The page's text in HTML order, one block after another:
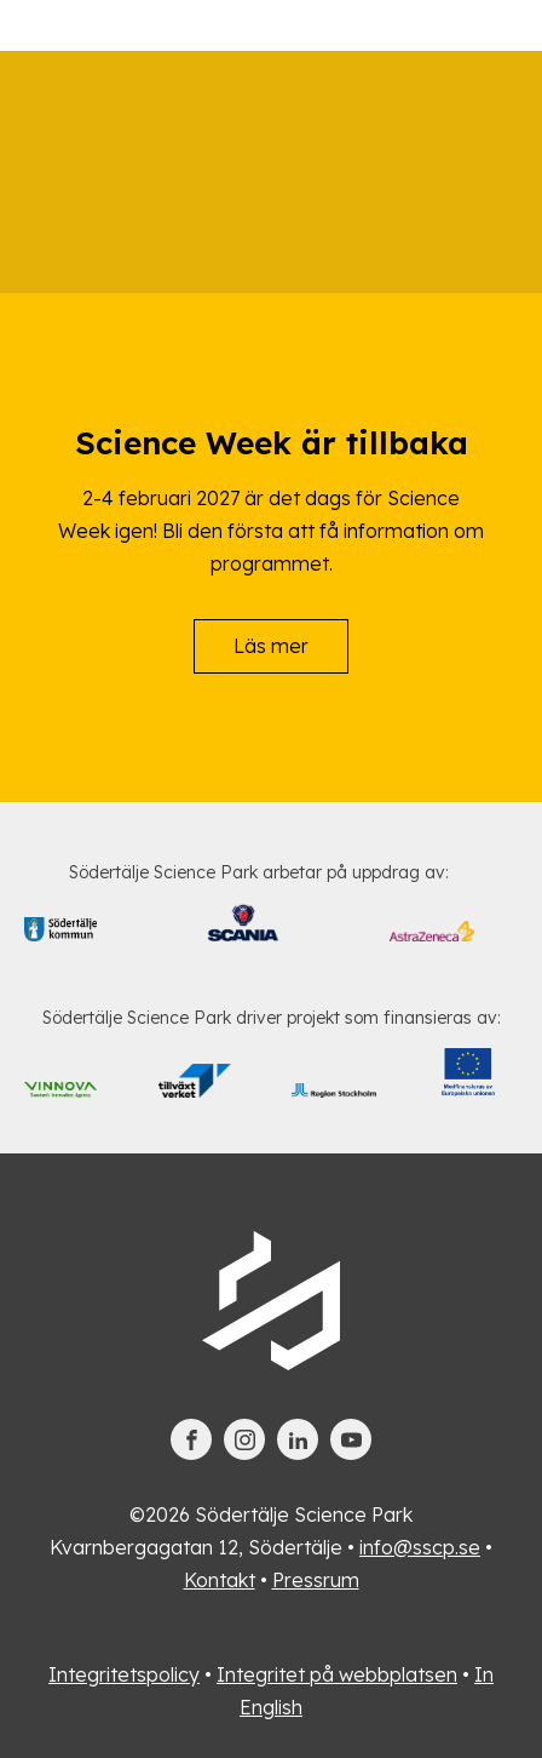
Science Week är tillbaka
2-4 februari 2027 är det dags för Science
Week igen! Bli den första att få information om
programmet.
Läs mer
Södertälje Science Park arbetar på uppdrag av:
Södertälje Science Park driver projekt som finansieras av:
©2026 Södertälje Science Park
Kvarnbergagatan 12, Södertälje • info@sscp.se •
Kontakt• Pressrum
Integritetspolicy • Integritet på webbplatsen • In
English